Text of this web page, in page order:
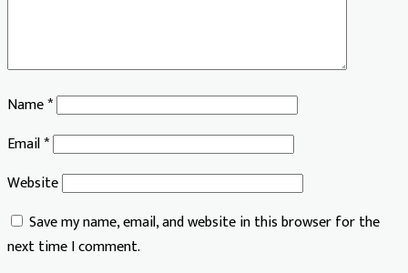
Name*
Email*
Website
Save my name, email, and website in this browser for the
next time I comment.